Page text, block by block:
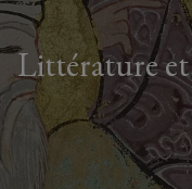
Littérature